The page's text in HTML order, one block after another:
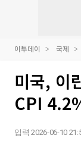
이투데이 국제
미국, 이
CPI
입력 2026-06-10